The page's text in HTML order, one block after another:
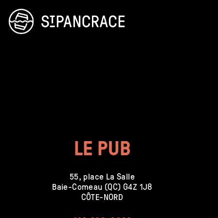
LE PUB
55, place La Salle
Baie-Comeau (QC) G4Z 1J8
CÔTE-NORD